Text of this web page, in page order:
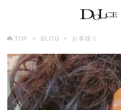
TOP BLOG お客様☆